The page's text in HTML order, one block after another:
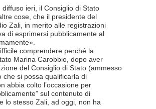
diffuso ieri, il Consiglio di Stato
cose, che il presidente del
Zali, in merito alle registrazioni
di esprimersi pubblicamente al
comprendere perché la
Marina Carobbio, dopo aver
del Consiglio di Stato (ammesso
che si possa qualificarla di
abbia colto l’occasione per
sul contenuto di
lo stesso Zali, ad oggi, non ha